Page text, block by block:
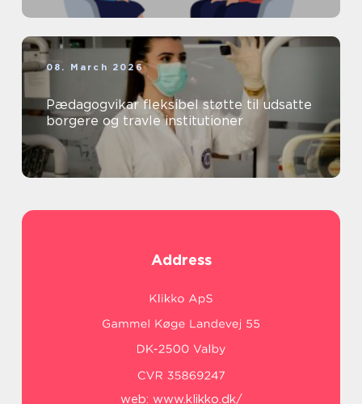
08. March 2026
Pædagogvikar fleksibel støtte til udsatte
borgere og travle institutioner
Address
web: www.klikko.dk/